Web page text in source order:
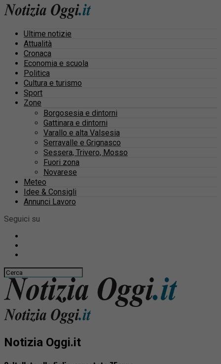
Ultime notizie
Attualità
Cronaca
Economia e scuola
Politica
Cultura e turismo
Sport
Zone
Borgosesia e dintorni
Gattinara e dintorni
Varallo e alta Valsesia
Serravalle e Grignasco
Sessera, Trivero, Mosso
Fuori zona
Novarese
Meteo
Idee & Consigli
Annunci Lavoro
Seguici su
Notizia Oggi.it